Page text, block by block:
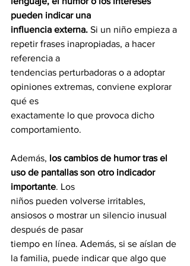
pueden indicar una
influencia externa. Si un niño empieza a
repetir frases inapropiadas, a hacer
referencia a
tendencias perturbadoras o a adoptar
opiniones extremas, conviene explorar
qué es
exactamente lo que provoca dicho
comportamiento.
Además, los cambios de humor tras el
uso de pantallas son otro indicador
importante. Los
niños pueden volverse irritables,
ansiosos o mostrar un silencio inusual
después de pasar
tiempo en línea. Además, si se aíslan de
la familia, puede indicar que algo que